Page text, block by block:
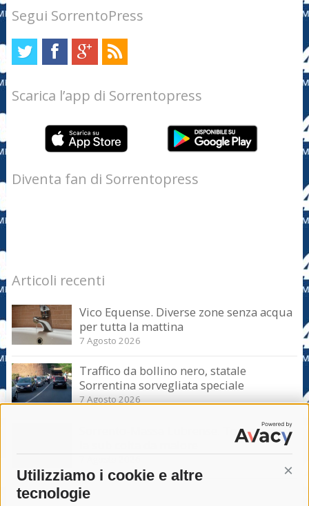
Utilizziamo i cookie e altre
tecnologie
Segui SorrentoPress
Scarica l’app di Sorrentopress
Diventa fan di Sorrentopress
Articoli recenti
Vico Equense. Diverse zone senza acqua
per tutta la mattina
7 Agosto 2026
Traffico da bollino nero, statale
Sorrentina sorvegliata speciale
7 Agosto 2026
Sorrento-Massa Lubrense. Torna a casa